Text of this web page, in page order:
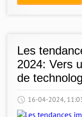
Les
2024: Vers
de
16-04-2024,